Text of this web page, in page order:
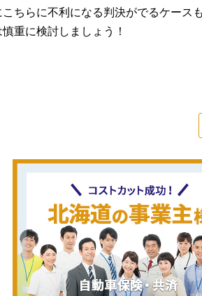
ちらに不利になる判決がでるケース
重に検討しましょう！